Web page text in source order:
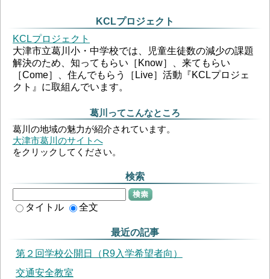
KCLプロジェクト
KCLプロジェクト
大津市立葛川小・中学校では、児童生徒数の減少の課題
解決のため、知ってもらい［Know］、来てもらい
［Come］、住んでもらう［Live］活動『KCLプロジェ
クト』に取組んでいます。
葛川ってこんなところ
葛川の地域の魅力が紹介されています。
大津市葛川のサイトへ
をクリックしてください。
検索
検索
タイトル 全文
最近の記事
第２回学校公開日（R9入学希望者向）
交通安全教室